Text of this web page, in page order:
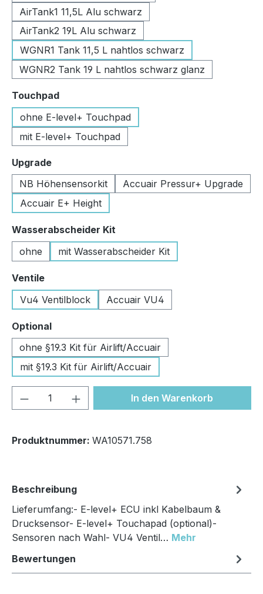
AirTank1 11,5L Alu schwarz
AirTank2 19L Alu schwarz
WGNR1 Tank 11,5 L nahtlos schwarz
WGNR2 Tank 19 L nahtlos schwarz glanz
Touchpadauswählen
ohne E-level+ Touchpad
mit E-level+ Touchpad
Upgradeauswählen
NB Höhensensorkit
Accuair Pressur+ Upgrade
Accuair E+ Height
Wasserabscheider Kit
ohne
mit Wasserabscheider Kit
Ventileauswählen
Vu4 Ventilblock
Accuair VU4
Optionalauswählen
ohne §19.3 Kit für Airlift/Accuair
mit §19.3 Kit für Airlift/Accuair
Produkt Anzahl: Gib denIn den Warenkorb
Produktnummer: WA10571.758
Beschreibung
Lieferumfang:- E-level+ ECU inkl Kabelbaum &
Drucksensor- E-level+ Touchapad (optional)-
Sensoren nach Wahl- VU4 Ventil… Mehr
Bewertungen